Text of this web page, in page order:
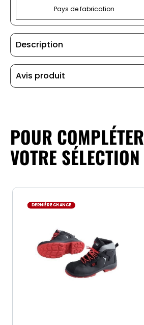
Pays de fabrication
Description
Avis produit
POUR COMPLÉTER
VOTRE SÉLECTION
DERNIÈRE CHANCE